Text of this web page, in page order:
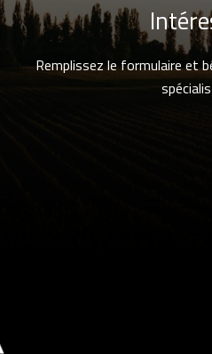
Remplissez le formulaire et